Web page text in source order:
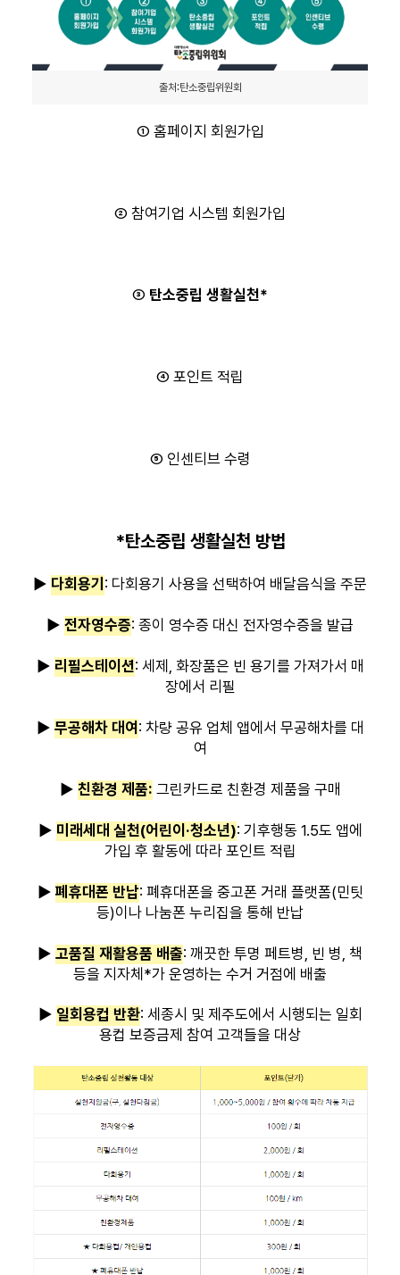
출처:탄소중립위원회
① 홈페이지 회원가입
② 참여기업 시스템 회원가입
③ 탄소중립 생활실천*
④ 포인트 적립
⑤ 인센티브 수령
*탄소중립 생활실천 방법
▶ 다회용기 : 다회용기 사용을 선택하여 배달음식을 주문
▶ 전자영수증: 종이 영수증 대신 전자영수증을 발급
▶ ​​ 리필스테이션: 세제, 화장품은 빈 용기를 가져가서 매
장에서 리필
▶ 무공해차 대여 : 차량 공유 업체 앱에서 무공해차를 대
여
▶ 친환경 제품: 그린카드로 친환경 제품을 구매
▶ 미래세대 실천(어린이·청소년): 기후행동 1.5도 앱에
가입 후 활동에 따라 포인트 적립
▶ 폐휴대폰 반납: 폐휴대폰을 중고폰 거래 플랫폼(민팃
등)이나 나눔폰 누리집을 통해 반납
▶ 고품질 재활용품 배출: 깨끗한 투명 페트병, 빈 병, 책
등을 지자체*가 운영하는 수거 거점에 배출
▶ 일회용컵 반환: 세종시 및 제주도에서 시행되는 일회
용컵 보증금제 참여 고객들을 대상